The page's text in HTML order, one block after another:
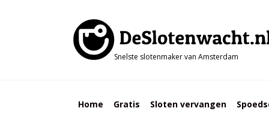
Snelste slotenmaker van Amsterdam
Home Gratis Sloten vervangen